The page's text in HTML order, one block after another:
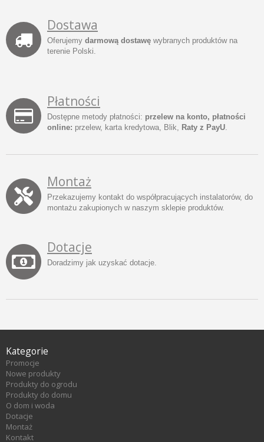
Dostawa
Oferujemy darmową dostawę wybranych produktów na
terenie Polski.
Płatności
Dostępne metody płatności: przelew na konto, płatności
online: przelew, karta kredytowa, Blik, Raty z PayU
Montaż
Przekazujemy kontakt do współpracujących instalatorów, do
montażu zakupionych w naszym sklepie produktów.
Dotacje
Doradzimy jak uzyskać dotacje.
Kategorie
Promocje
Nowe produkty
Produkty do ogrodu
Produkty do domu
O dom i woda
Dotacje
Montaż
Kontakt